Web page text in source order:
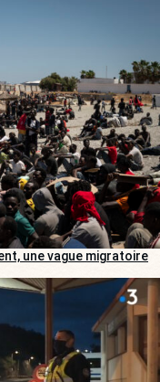
une vague migratoire